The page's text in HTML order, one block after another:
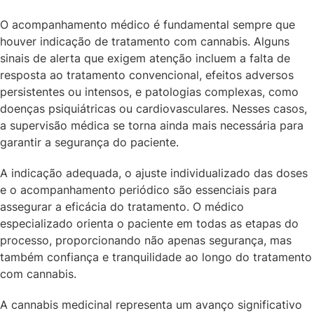
O acompanhamento médico é fundamental sempre que
houver indicação de tratamento com cannabis. Alguns
sinais de alerta que exigem atenção incluem a falta de
resposta ao tratamento convencional, efeitos adversos
persistentes ou intensos, e patologias complexas, como
doenças psiquiátricas ou cardiovasculares. Nesses casos,
a supervisão médica se torna ainda mais necessária para
garantir a segurança do paciente.
A indicação adequada, o ajuste individualizado das doses
e o acompanhamento periódico são essenciais para
assegurar a eficácia do tratamento. O médico
especializado orienta o paciente em todas as etapas do
processo, proporcionando não apenas segurança, mas
também confiança e tranquilidade ao longo do tratamento
com cannabis.
A cannabis medicinal representa um avanço significativo